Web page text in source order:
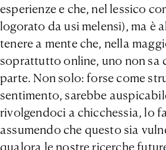
esperienze e che, nel lessico
logorato da usi melensi), ma è
tenere a mente che, nella
soprattutto online, uno non sa
parte. Non solo: forse come
sentimento, sarebbe
rivolgendoci a chicchessia, lo
assumendo che questo sia
qualora le nostre ricerche